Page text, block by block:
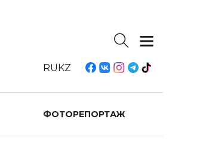
RUKZ
ФОТОРЕПОРТАЖ